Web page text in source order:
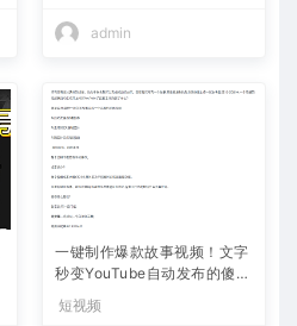
admin
一键制作爆款故事视频！文字
秒变YouTube自动发布的傻瓜
短视频